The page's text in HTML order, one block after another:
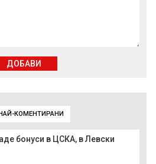
НАЙ-КОМЕНТИРАНИ
бонуси в ЦСКА, в Левски
ДОБАВИ